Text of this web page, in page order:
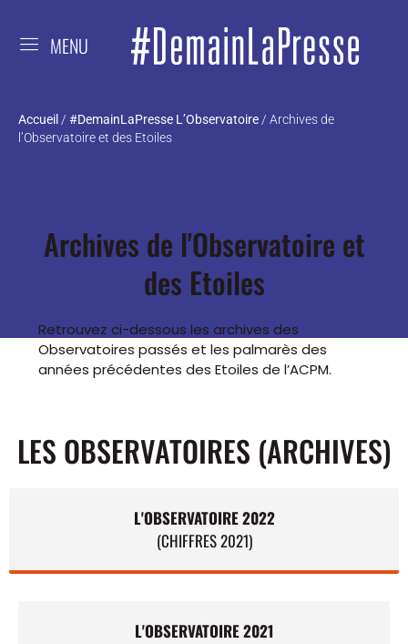
MENU
Accueil / #DemainLaPresse L’Observatoire / Archives de
l’Observatoire et des Etoiles
Archives de l'Observatoire et
des Etoiles
Retrouvez ci-dessous les archives des
Observatoires passés et les palmarès des
années précédentes des Etoiles de l’ACPM.
LES OBSERVATOIRES (ARCHIVES)
L'OBSERVATOIRE 2022
(CHIFFRES 2021)
L'OBSERVATOIRE 2021